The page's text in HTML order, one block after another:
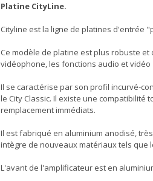
Platine CityLine.
Cityline est la ligne de platines d'entrée
Ce modèle de platine est plus robuste
vidéophone, les fonctions audio et vidéo
Il se caractérise par son profil incurvé-
le City Classic. Il existe une
remplacement immédiats.
Il est fabriqué en aluminium anodisé,
intègre de nouveaux matériaux tels que
L'avant de l'amplificateur est en